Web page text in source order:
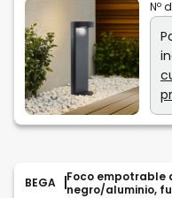
Nº
BEGA
Foco empotrable
negro/aluminio,